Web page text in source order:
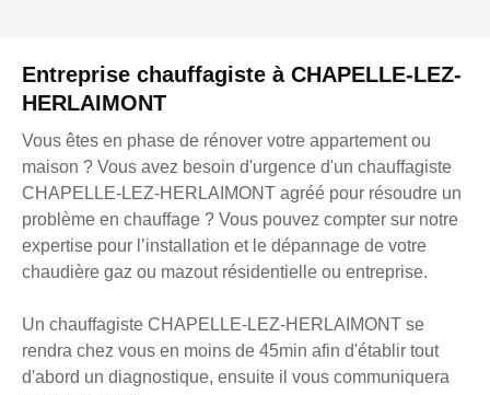
Entreprise chauffagiste à CHAPELLE-LEZ-
HERLAIMONT
Vous êtes en phase de rénover votre appartement ou
maison ? Vous avez besoin d'urgence d'un chauffagiste
CHAPELLE-LEZ-HERLAIMONT agréé pour résoudre un
problème en chauffage ? Vous pouvez compter sur notre
expertise pour l’installation et le dépannage de votre
chaudière gaz ou mazout résidentielle ou entreprise.
Un chauffagiste CHAPELLE-LEZ-HERLAIMONT se
rendra chez vous en moins de 45min afin d'établir tout
d'abord un diagnostique, ensuite il vous communiquera